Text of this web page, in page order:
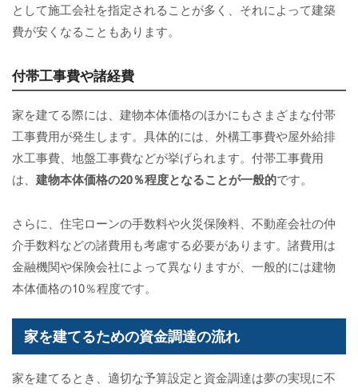
として施工会社を指定されることが多く、それによって建築
費が安くなることもあります。
付帯工事費や諸経費
家を建てる際には、建物本体価格のほかにもさまざまな付帯
工事費用が発生します。具体的には、外構工事費や屋外給排
水工事費、地盤工事費などが挙げられます。付帯工事費用
は、 建物本体価格の20％程度となることが一般的です。
さらに、住宅ローンの手数料や火災保険料、不動産会社の仲
介手数料などの諸費用も考慮する必要があります。諸費用は
金融機関や保険会社によって異なりますが、一般的には建物
本体価格の10％程度です。
家を建てるための資金調達の流れ
家を建てるとき、適切な予算設定と資金調達は夢の実現に不